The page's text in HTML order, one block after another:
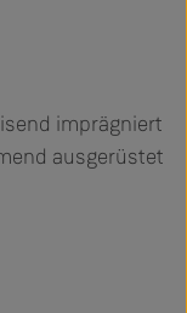
imprägniert
ausgerüstet